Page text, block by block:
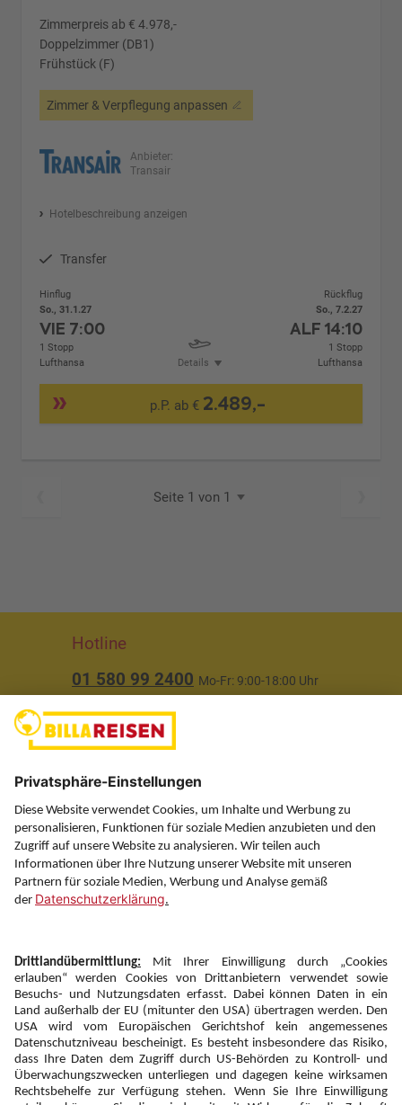
Zimmerpreis ab € 4.978,-
Doppelzimmer (DB1)
Frühstück (F)
Zimmer & Verpflegung anpassen
Anbieter:
Transair
Hotelbeschreibung anzeigen
Transfer
Hinflug
So., 31.1.27
VIE 7:00
1 Stopp
Lufthansa
Details
Rückflug
So., 7.2.27
ALF 14:10
1 Stopp
Lufthansa
p.P. ab € 2.489,-
Seite 1 von 1
Hotline
01 580 99 2400 Mo-Fr: 9:00-18:00 Uhr
Über uns
Service
Information
Folgen Sie uns auf
Newsletter:
Anmelden